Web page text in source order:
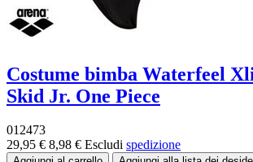
Costume bimba Waterfeel
Skid Jr. One Piece
012473
29,95 € 8,98 € Escludi spedizione